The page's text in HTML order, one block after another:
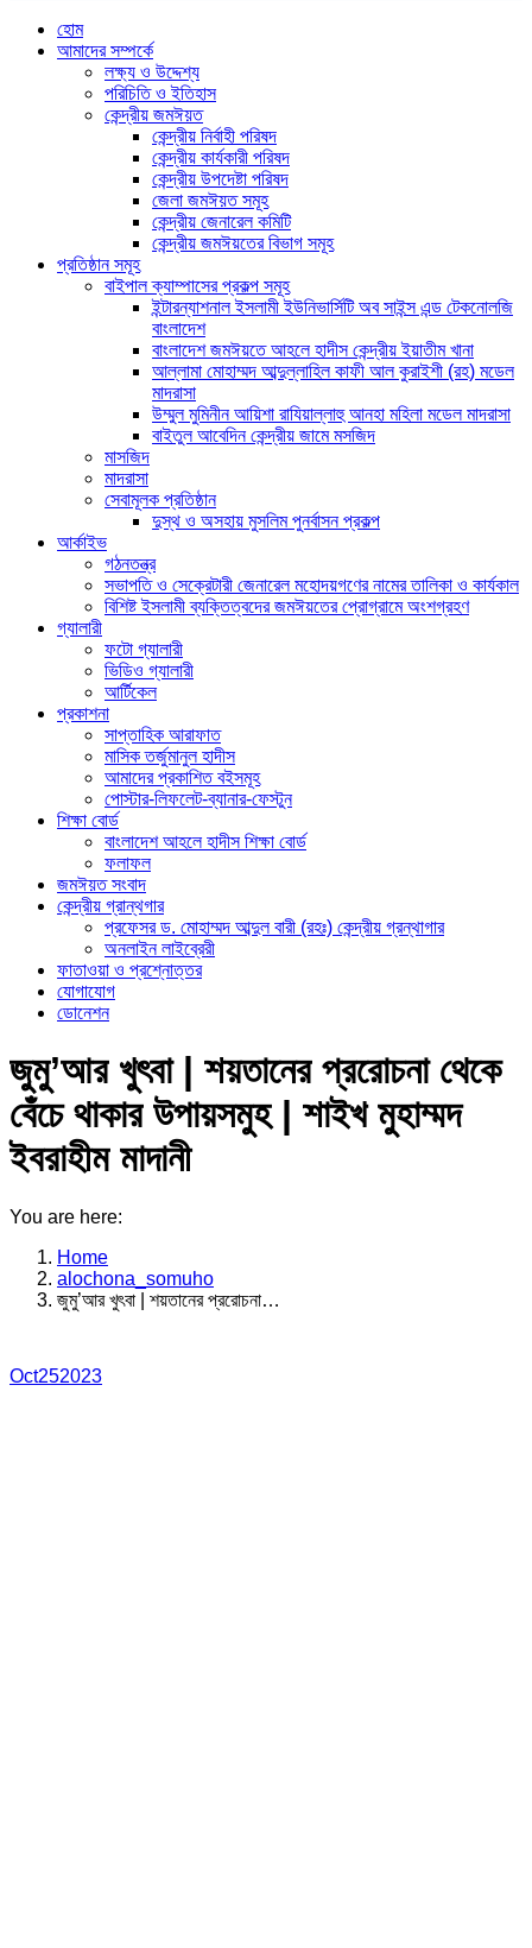
হোম
আমাদের সম্পর্কে
লক্ষ্য ও উদ্দেশ্য
পরিচিতি ও ইতিহাস
কেন্দ্রীয় জমঈয়ত
কেন্দ্রীয় নির্বাহী পরিষদ
কেন্দ্রীয় কার্যকারী পরিষদ
কেন্দ্রীয় উপদেষ্টা পরিষদ
জেলা জমঈয়ত সমূহ
কেন্দ্রীয় জেনারেল কমিটি
কেন্দ্রীয় জমঈয়তের বিভাগ সমূহ
প্রতিষ্ঠান সমূহ
বাইপাল ক্যাম্পাসের প্রকল্প সমূহ
ইন্টারন্যাশনাল ইসলামী ইউনিভার্সিটি অব সাইন্স এন্ড টেকনোলজি
বাংলাদেশ
বাংলাদেশ জমঈয়তে আহলে হাদীস কেন্দ্রীয় ইয়াতীম খানা
আল্লামা মোহাম্মদ আব্দুল্লাহিল কাফী আল কুরাইশী (রহ) মডেল
মাদরাসা
উম্মুল মুমিনীন আয়িশা রাযিয়াল্লাহু আনহা মহিলা মডেল মাদরাসা
বাইতুল আবেদিন কেন্দ্রীয় জামে মসজিদ
মাসজিদ
মাদরাসা
সেবামূলক প্রতিষ্ঠান
দুস্থ ও অসহায় মুসলিম পুনর্বাসন প্রকল্প
আর্কাইভ
গঠনতন্ত্র
সভাপতি ও সেক্রেটারী জেনারেল মহোদয়গণের নামের তালিকা ও কার্যকাল
বিশিষ্ট ইসলামী ব্যক্তিত্বদের জমঈয়তের প্রোগ্রামে অংশগ্রহণ
গ্যালারী
ফটো গ্যালারী
ভিডিও গ্যালারী
আর্টিকেল
প্রকাশনা
সাপ্তাহিক আরাফাত
মাসিক তর্জুমানুল হাদীস
আমাদের প্রকাশিত বইসমূহ
পোস্টার-লিফলেট-ব্যানার-ফেস্টুন
শিক্ষা বোর্ড
বাংলাদেশ আহলে হাদীস শিক্ষা বোর্ড
ফলাফল
জমঈয়ত সংবাদ
কেন্দ্রীয় গ্রান্থগার
প্রফেসর ড. মোহাম্মদ আব্দুল বারী (রহঃ) কেন্দ্রীয় গ্রন্থাগার
অনলাইন লাইব্রেরী
ফাতাওয়া ও প্রশ্নোত্তর
যোগাযোগ
ডোনেশন
জুমু’আর খুৎবা | শয়তানের প্ররোচনা থেকে
বেঁচে থাকার উপায়সমুহ | শাইখ মুহাম্মদ
ইবরাহীম মাদানী
You are here:
Home
alochona_somuho
জুমু’আর খুৎবা | শয়তানের প্ররোচনা…
Oct252023